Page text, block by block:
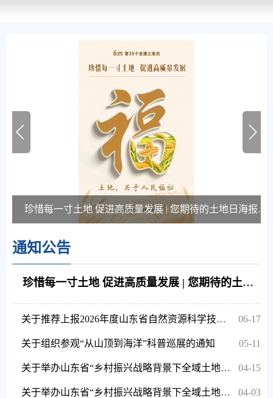
珍惜每一寸土地 促进高质量发展 | 您期待的土地日海报来了！
通知公告
珍惜每一寸土地 促进高质量发展 | 您期待的土地日海报来了！
关于推荐上报2026年度山东省自然资源科学技术奖的通知 06-17
关于组织参观“从山顶到海洋”科普巡展的通知 05-11
关于举办山东省“乡村振兴战略背景下全域土地综合整治产业研讨会”会议的通知 04-15
关于举办山东省“乡村振兴战略背景下全域土地综合整治产业研讨会”会议的预备通知 04-03